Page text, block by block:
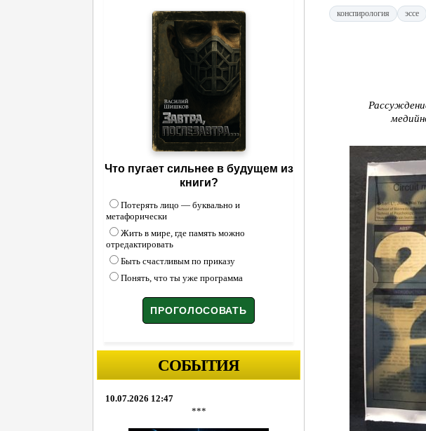
Что пугает сильнее в будущем из
книги?
Потерять лицо — буквально и
метафорически
Жить в мире, где память можно
отредактировать
Быть счастливым по приказу
Понять, что ты уже программа
СОБЫТИЯ
10.07.2026 12:47
***
конспирология эссе